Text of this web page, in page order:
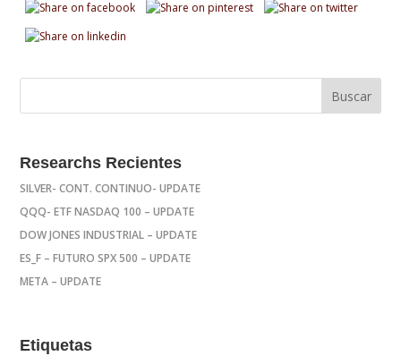
Researchs Recientes
SILVER- CONT. CONTINUO- UPDATE
QQQ- ETF NASDAQ 100 – UPDATE
DOW JONES INDUSTRIAL – UPDATE
ES_F – FUTURO SPX 500 – UPDATE
META – UPDATE
Etiquetas